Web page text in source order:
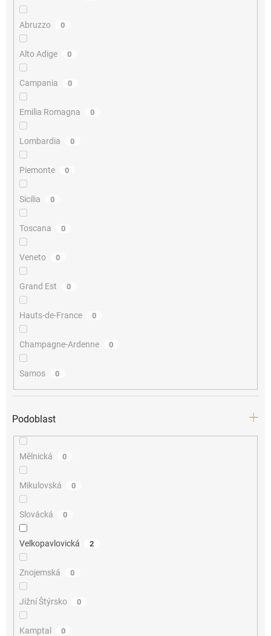
Abruzzo 0
Alto Adige 0
Campania 0
Emilia Romagna 0
Lombardia 0
Piemonte 0
Sicilia 0
Toscana 0
Veneto 0
Grand Est 0
Hauts-de-France 0
Champagne-Ardenne 0
Samos 0
Podoblast
Mělnická 0
Mikulovská 0
Slovácká 0
Velkopavlovická 2
Znojemská 0
Jižní Štýrsko 0
Kamptal 0